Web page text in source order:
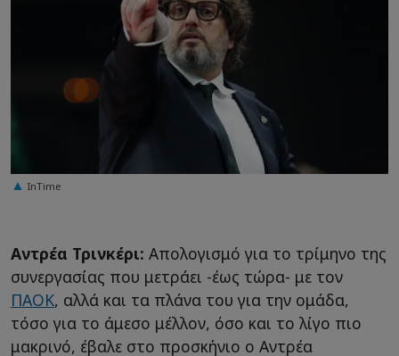
InTime
Αντρέα Τρινκέρι: Απολογισμό για το τρίμηνο της
συνεργασίας που μετράει -έως τώρα- με τον
ΠΑΟΚ, αλλά και τα πλάνα του για την ομάδα,
τόσο για το άμεσο μέλλον, όσο και το λίγο πιο
μακρινό, έβαλε στο προσκήνιο ο Αντρέα